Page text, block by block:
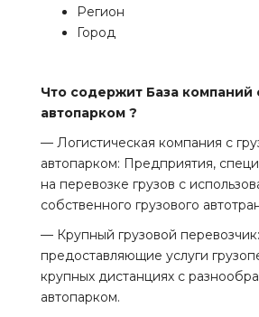
Регион
Город
Что содержит База компаний
автопарком ?
— Логистическая компания с
автопарком: Предприятия,
на перевозке грузов с
собственного грузового
— Крупный грузовой
предоставляющие услуги
крупных дистанциях с
автопарком.